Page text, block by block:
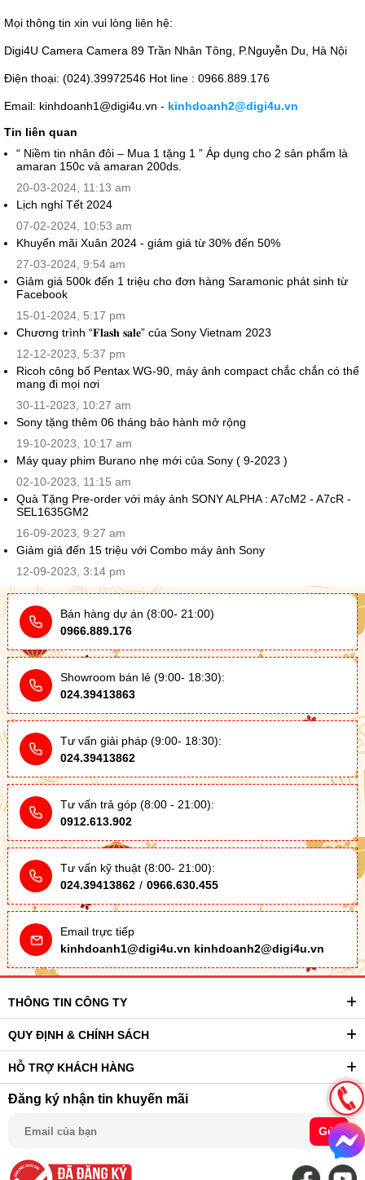
Mọi thông tin xin vui lòng liên hệ:
Digi4U Camera Camera 89 Trần Nhân Tông, P.Nguyễn Du, Hà Nội
Điện thoại: (024).39972546 Hot line : 0966.889.176
Email: kinhdoanh1@digi4u.vn - kinhdoanh2@digi4u.vn
Tin liên quan
“ Niềm tin nhân đôi – Mua 1 tặng 1 ” Áp dụng cho 2 sản phẩm là
amaran 150c và amaran 200ds.
20-03-2024, 11:13 am
Lịch nghỉ Tết 2024
07-02-2024, 10:53 am
Khuyến mãi Xuân 2024 - giảm giá từ 30% đến 50%
27-03-2024, 9:54 am
Giảm giá 500k đến 1 triệu cho đơn hàng Saramonic phát sinh từ
Facebook
15-01-2024, 5:17 pm
Chương trình “𝐅𝐥𝐚𝐬𝐡 𝐬𝐚𝐥𝐞” của Sony Vietnam 2023
12-12-2023, 5:37 pm
Ricoh công bố Pentax WG-90, máy ảnh compact chắc chắn có thể
mang đi mọi nơi
30-11-2023, 10:27 am
Sony tặng thêm 06 tháng bảo hành mở rộng
19-10-2023, 10:17 am
Máy quay phim Burano nhẹ mới của Sony ( 9-2023 )
02-10-2023, 11:15 am
Quà Tặng Pre-order với máy ảnh SONY ALPHA : A7cM2 - A7cR -
SEL1635GM2
16-09-2023, 9:27 am
Giảm giá đến 15 triệu với Combo máy ảnh Sony
12-09-2023, 3:14 pm
Bán hàng dự án (8:00- 21:00)
0966.889.176
Showroom bán lẻ (9:00- 18:30):
024.39413863
Tư vấn giải pháp (9:00- 18:30):
024.39413862
Tư vấn trả góp (8:00 - 21:00):
0912.613.902
Tư vấn kỹ thuật (8:00- 21:00):
024.39413862 / 0966.630.455
Email trực tiếp
kinhdoanh1@digi4u.vn kinhdoanh2@digi4u.vn
THÔNG TIN CÔNG TY
QUY ĐỊNH & CHÍNH SÁCH
HỖ TRỢ KHÁCH HÀNG
Đăng ký nhận tin khuyến mãi
Gửi